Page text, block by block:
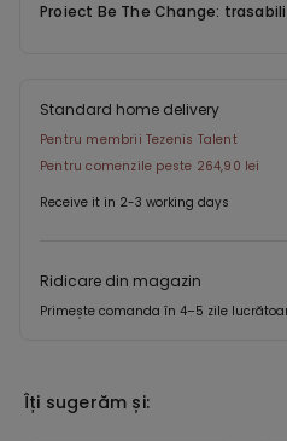
Proiect Be The Change:
Standard home delivery
Pentru membrii Tezenis Talent
Pentru comenzile peste 264,90 lei
Receive it in 2-3 working days
Ridicare din magazin
Primește comanda în 4–5 zile
Îți sugerăm și: